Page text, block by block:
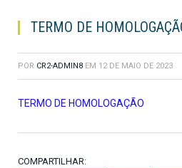
TERMO DE
POR CR2-ADMIN8 EM 12 DE MAIO DE 2023
TERMO DE HOMOLOGAÇÃO
COMPARTILHAR: